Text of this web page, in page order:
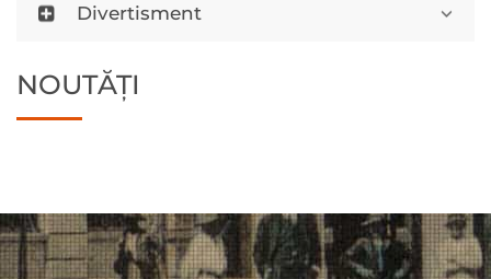
Divertisment
NOUTĂȚI